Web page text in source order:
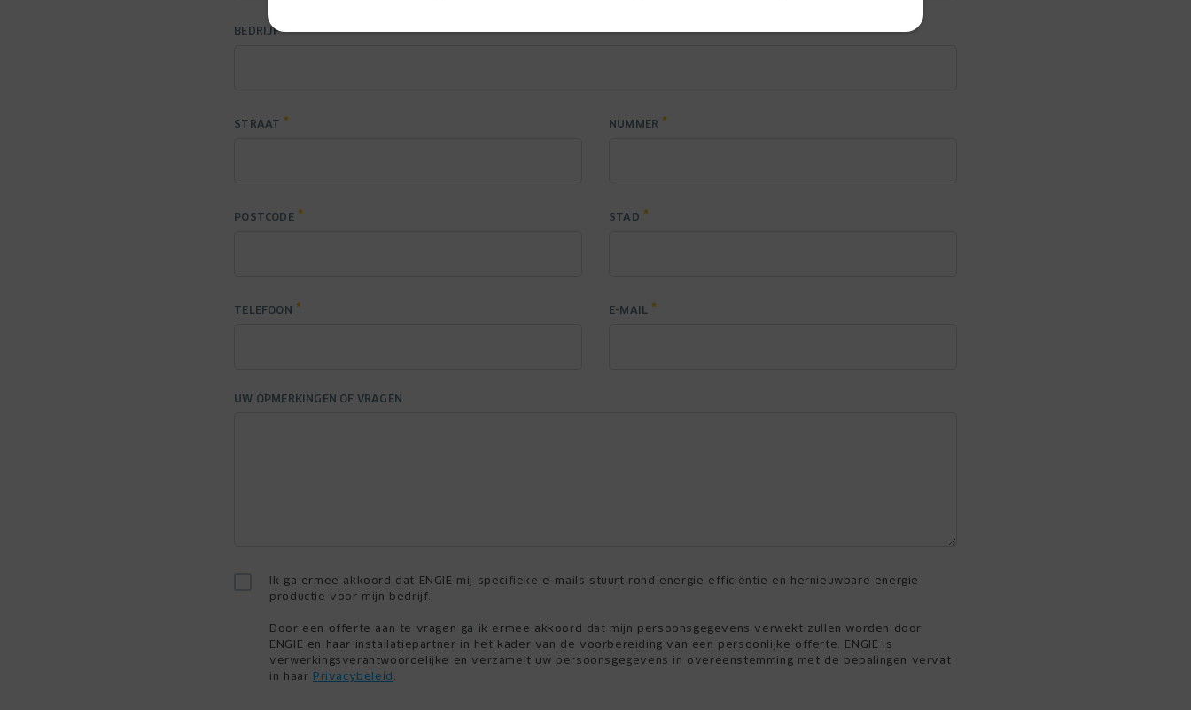
BEDRIJF
STRAAT NUMMER
POSTCODE STAD
TELEFOON E-MAIL
UW OPMERKINGEN OF VRAGEN
Ik ga ermee akkoord dat ENGIE mij specifieke e-mails stuurt rond energie efficiëntie en hernieuwbare energie
productie voor mijn bedrijf.
Door een offerte aan te vragen ga ik ermee akkoord dat mijn persoonsgegevens verwekt zullen worden door
ENGIE en haar installatiepartner in het kader van de voorbereiding van een persoonlijke offerte. ENGIE is
verwerkingsverantwoordelijke en verzamelt uw persoonsgegevens in overeenstemming met de bepalingen vervat
in haar Privacybeleid .